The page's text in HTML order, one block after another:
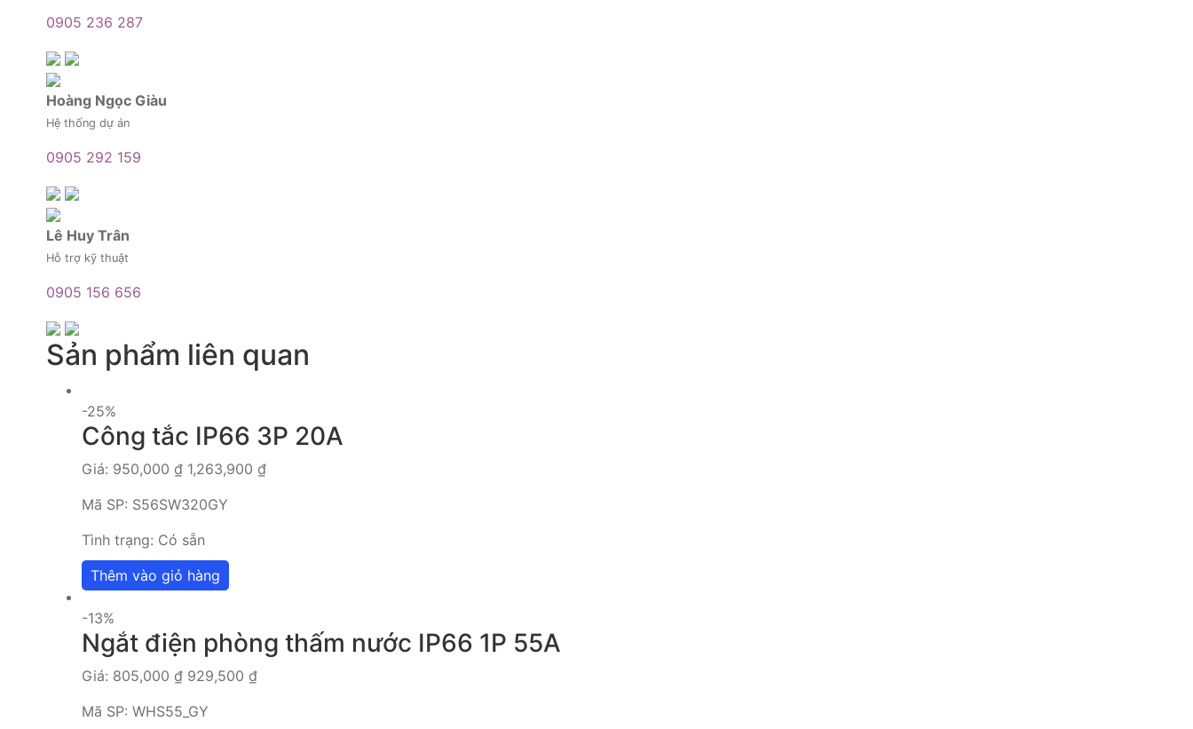
0905 236 287
Hoàng Ngọc Giàu
Hệ thống dự án
0905 292 159
Lê Huy Trân
Hỗ trợ kỹ thuật
0905 156 656
Sản phẩm liên quan
-25%
Công tắc IP66 3P 20A
Giá: 950,000 ₫ 1,263,900 ₫
Mã SP: S56SW320GY
Tình trạng: Có sẵn
Thêm vào giỏ hàng
-13%
Ngắt điện phòng thấm nước IP66 1P 55A
Giá: 805,000 ₫ 929,500 ₫
Mã SP: WHS55_GY